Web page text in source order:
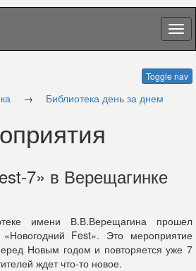
Toggle nav
→ Библиотека день за днем
7» в Верещагинке
имени В.В.Верещагина прошел
Fest». Это мероприятие
Новым годом и повторяется уже 7
ждет что-то новое.